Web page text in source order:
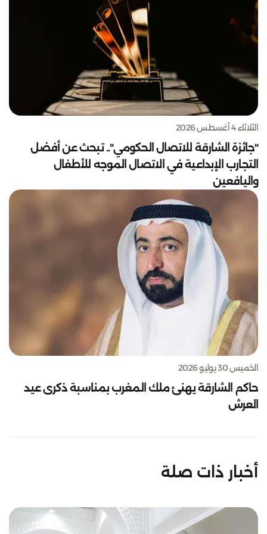
الثلاثاء 4 أغسطس 2026
"جائزة الشارقة للاتصال الحكومي".. تبحث عن أفضل
التجارب الإبداعية في الاتصال الموجه للأطفال
واليافعين
الخميس 30 يوليو 2026
حاكم الشارقة يهنئ ملك المغرب بمناسبة ذكرى عيد
العرش
أخبار ذات صلة